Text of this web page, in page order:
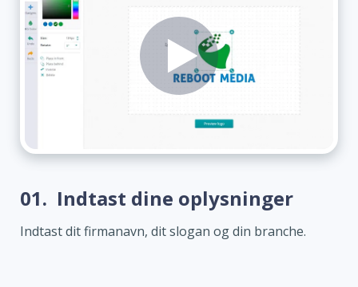
01. Indtast dine oplysninger
Indtast dit firmanavn, dit slogan og din branche.